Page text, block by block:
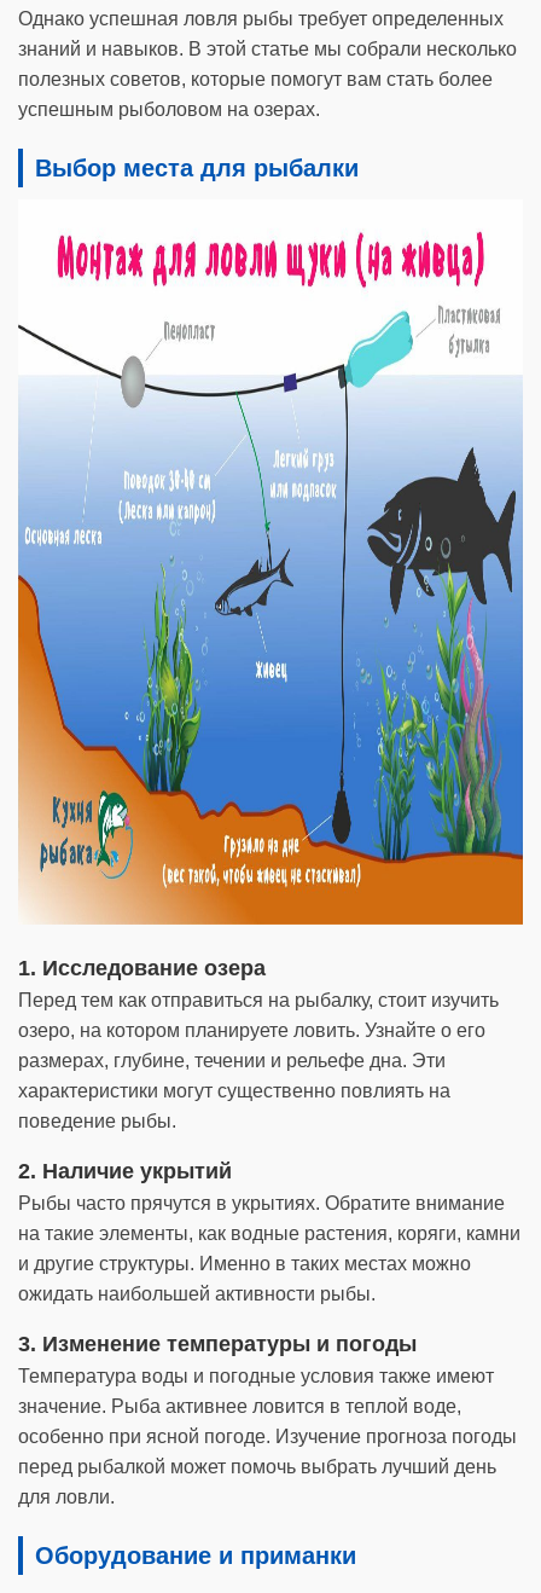
Однако успешная ловля рыбы требует определенных
знаний и навыков. В этой статье мы собрали несколько
полезных советов, которые помогут вам стать более
успешным рыболовом на озерах.
Выбор места для рыбалки
1. Исследование озера
Перед тем как отправиться на рыбалку, стоит изучить
озеро, на котором планируете ловить. Узнайте о его
размерах, глубине, течении и рельефе дна. Эти
характеристики могут существенно повлиять на
поведение рыбы.
2. Наличие укрытий
Рыбы часто прячутся в укрытиях. Обратите внимание
на такие элементы, как водные растения, коряги, камни
и другие структуры. Именно в таких местах можно
ожидать наибольшей активности рыбы.
3. Изменение температуры и погоды
Температура воды и погодные условия также имеют
значение. Рыба активнее ловится в теплой воде,
особенно при ясной погоде. Изучение прогноза погоды
перед рыбалкой может помочь выбрать лучший день
для ловли.
Оборудование и приманки